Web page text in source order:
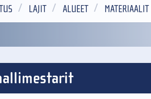
LAJIT ALUEET MATERIAALIT